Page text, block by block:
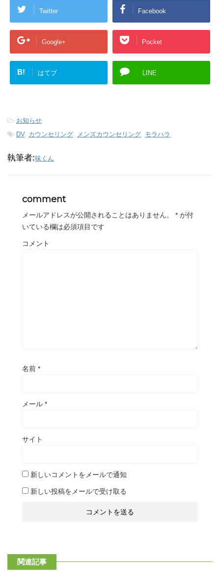
Twitter Facebook
Google+ Pocket
B! はてブ LINE
-お知らせ
-DV, カウンセリング, メンズカウンセリング, モラハラ
執筆者:味くん
comment
メールアドレスが公開されることはありません。 * が付
いている欄は必須項目です
コメント
名前 *
メール *
サイト
新しいコメントをメールで通知
新しい投稿をメールで受け取る
関連記事